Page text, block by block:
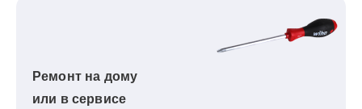
Ремонт на дому
или в сервисе